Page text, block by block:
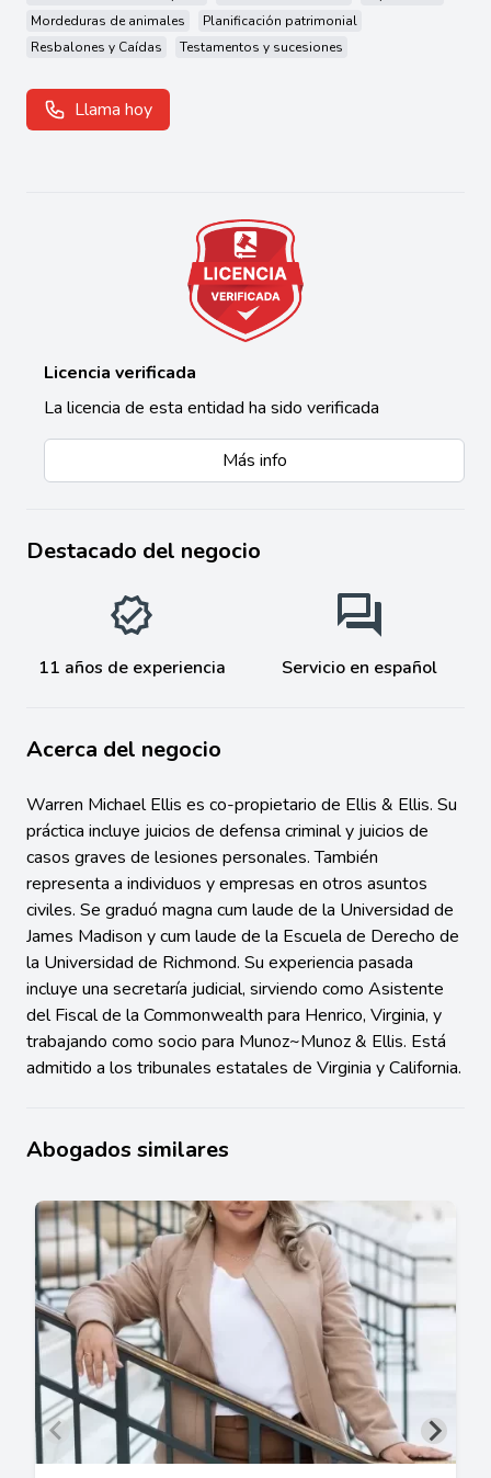
Mordeduras de animales
Planificación patrimonial
Resbalones y Caídas
Testamentos y sucesiones
Llama hoy
Licencia verificada
La licencia de esta entidad ha sido verificada
Más info
Destacado del negocio
11 años de experiencia Servicio en español
Acerca del negocio
Warren Michael Ellis es co-propietario de Ellis & Ellis. Su
práctica incluye juicios de defensa criminal y juicios de
casos graves de lesiones personales. También
representa a individuos y empresas en otros asuntos
civiles. Se graduó magna cum laude de la Universidad de
James Madison y cum laude de la Escuela de Derecho de
la Universidad de Richmond. Su experiencia pasada
incluye una secretaría judicial, sirviendo como Asistente
del Fiscal de la Commonwealth para Henrico, Virginia, y
trabajando como socio para Munoz~Munoz & Ellis. Está
admitido a los tribunales estatales de Virginia y California.
Abogados similares